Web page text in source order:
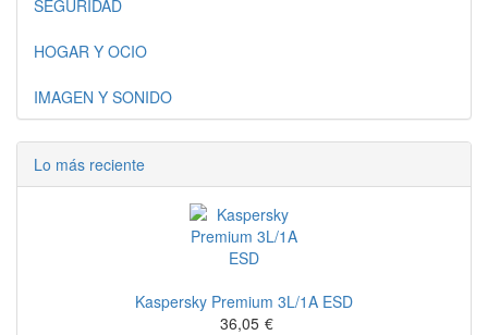
SEGURIDAD
HOGAR Y OCIO
IMAGEN Y SONIDO
Lo más reciente
Kaspersky Premium 3L/1A ESD
36,05 €